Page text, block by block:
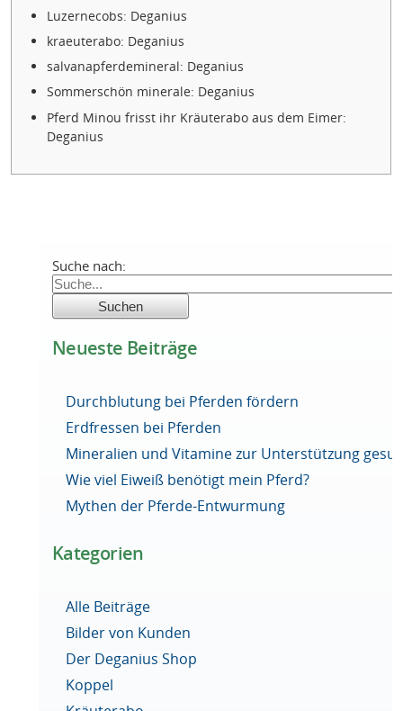
Luzernecobs: Deganius
kraeuterabo: Deganius
salvanapferdemineral: Deganius
Sommerschön minerale: Deganius
Pferd Minou frisst ihr Kräuterabo aus dem Eimer:
Deganius
Suche nach:
Neueste Beiträge
Durchblutung bei Pferden fördern
Erdfressen bei Pferden
Mineralien und Vitamine zur Unterstützung
Wie viel Eiweiß benötigt mein Pferd?
Mythen der Pferde-Entwurmung
Kategorien
Alle Beiträge
Bilder von Kunden
Der Deganius Shop
Koppel